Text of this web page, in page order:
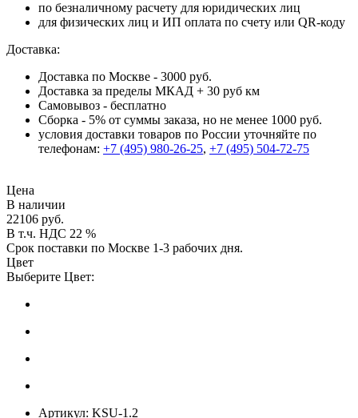
по безналичному расчету для юридических лиц
для физических лиц и ИП оплата по счету или QR-коду
Доставка:
Доставка по Москве - 3000 руб.
Доставка за пределы МКАД + 30 руб км
Самовывоз - бесплатно
Сборка - 5% от суммы заказа, но не менее 1000 руб.
условия доставки товаров по России уточняйте по
телефонам: +7 (495) 980-26-25, +7 (495) 504-72-75
Цена
В наличии
22106 руб.
В т.ч. НДС 22 %
Срок поставки по Москве 1-3 рабочих дня.
Цвет
Выберите Цвет:
Артикул: KSU-1.2